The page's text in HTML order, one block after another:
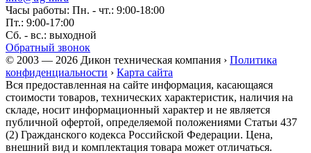
Часы работы: Пн. - чт.: 9:00-18:00
Пт.: 9:00-17:00
Сб. - вс.: выходной
Обратный звонок
© 2003 — 2026 Дикон техническая компания › Политика
конфиденциальности › Карта сайта
Вся предоставленная на сайте информация, касающаяся
стоимости товаров, технических характеристик, наличия на
складе, носит информационный характер и не является
публичной офертой, определяемой положениями Статьи 437
(2) Гражданского кодекса Российской Федерации. Цена,
внешний вид и комплектация товара может отличаться.